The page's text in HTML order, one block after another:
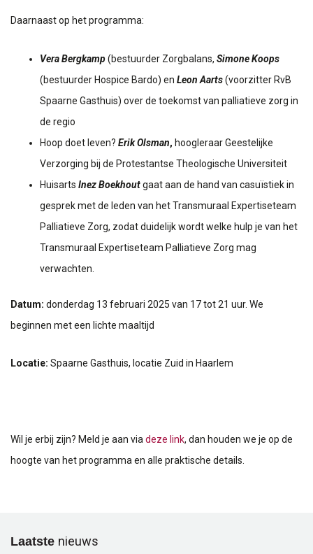
Daarnaast op het programma:
Vera Bergkamp(bestuurder Zorgbalans, Simone Koops
(bestuurder Hospice Bardo) en Leon Aarts(voorzitter RvB
Spaarne Gasthuis) over de toekomst van palliatieve zorg in
de regio
Hoop doet leven? Erik Olsman, hoogleraar Geestelijke
Verzorging bij de Protestantse Theologische Universiteit
Huisarts Inez Boekhoutgaat aan de hand van casuïstiek in
gesprek met de leden van het Transmuraal Expertiseteam
Palliatieve Zorg, zodat duidelijk wordt welke hulp je van het
Transmuraal Expertiseteam Palliatieve Zorg mag
verwachten.
Datum: donderdag 13 februari 2025 van 17 tot 21 uur. We
beginnen met een lichte maaltijd
Locatie: Spaarne Gasthuis, locatie Zuid in Haarlem
Wil je erbij zijn? Meld je aan via deze link, dan houden we je op de
hoogte van het programma en alle praktische details.
Laatste nieuws